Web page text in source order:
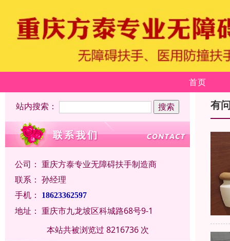
首页
站内搜索：
公司： 重庆方泰专业无障碍扶手制造商
联系： 孙经理
手机：
18623362597
地址： 重庆市九龙坡区科城路68号9-1
本站共被浏览过 8216736 次
有